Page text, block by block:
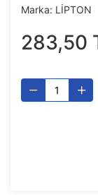
Marka: LİPTON
283,50